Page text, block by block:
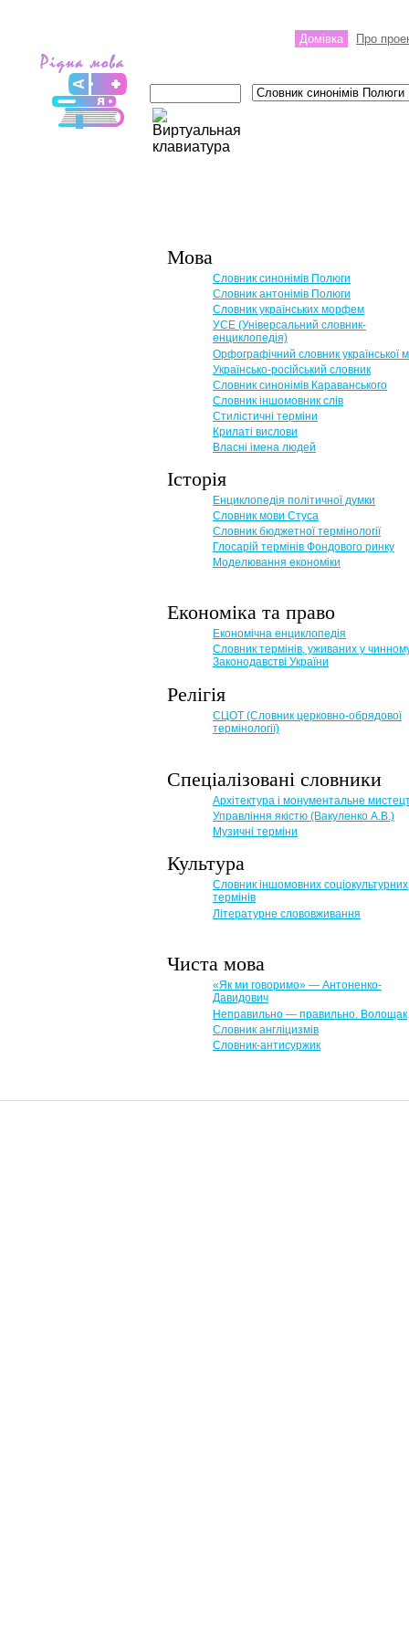
Домівка Про
Мова
Словник синонімів Полюги
Словник антонімів Полюги
Словник українських морфем
УСЕ (Універсальний словник-
енциклопедія)
Орфографічний словник української
Українсько-російський словник
Словник синонімів Караванського
Словник іншомовник слів
Стилістичні терміни
Крилаті вислови
Власні імена людей
Історія
Енциклопедія політичної думки
Словник мови Стуса
Словник бюджетної термінології
Глосарій термінів Фондового ринку
Моделювання економіки
Економіка та право
Eкономічна енциклопедія
Словник термінів, уживаних у
Законодавстві України
Релігія
СЦОТ (Словник церковно-обрядової
термінології)
Спеціалізовані словники
Архітектура і монументальне
Управління якістю (Вакуленко А.В.)
Музичні терміни
Культура
Словник іншомовних соціокультурних
термінів
Літературне слововживання
Чиста мова
«Як ми говоримо» — Антоненко-
Давидович
Неправильно — правильно. Волощак
Словник англіцизмів
Словник-антисуржик